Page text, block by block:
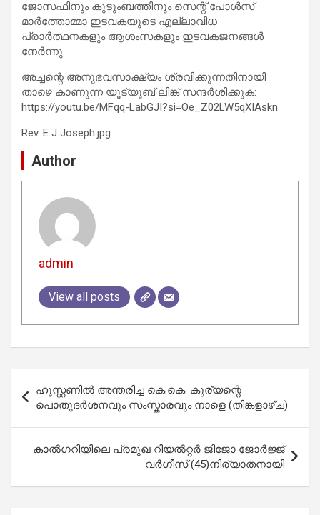
ജോസഫിനും കുടുംബത്തിനും സെന്റ് പോൾസ്
മാർത്തോമ്മാ ഇടവകയുടെ എല്ലാവിധ
പ്രാർത്ഥനകളും ആശംസകളും ഇടവകജനങ്ങൾ
നേർന്നു.
അച്ചന്റെ അനുഭവസാക്ഷ്യം ശ്രവിക്കുന്നതിനായി
താഴെ കാണുന്ന യൂട്യൂബ് ലിങ്ക് സന്ദർശിക്കുക:
https://youtu.be/MFqq-LabGJI?si=Oe_Z02LW5qXIAskn
Rev. E J Joseph.jpg
Author
admin
View all posts
navigation
ഹൂസ്റ്റണിൽ അന്തരിച്ച കെ.കെ. കുര്യന്റെ
പൊതുദർശനവും സംസ്കാരവും നാളെ (തിങ്കളാഴ്ച)
കാൽഗറിയിലെ പ്രമുഖ റിയൽറ്റർ ജിജോ ജോർജ്ജ്
വർഗീസ് (45)നിര്യാതനായി